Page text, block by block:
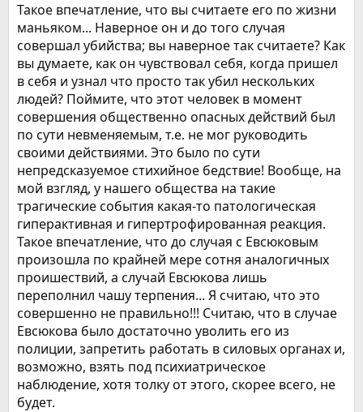
Такое впечатление, что вы считаете его по жизни
маньяком... Наверное он и до того случая
совершал убийства; вы наверное так считаете? Как
вы думаете, как он чувствовал себя, когда пришел
в себя и узнал что просто так убил нескольких
людей? Поймите, что этот человек в момент
совершения общественно опасных действий был
по сути невменяемым, т.е. не мог руководить
своими действиями. Это было по сути
непредсказуемое стихийное бедствие! Вообще, на
мой взгляд, у нашего общества на такие
трагические события какая-то патологическая
гиперактивная и гипертрофированная реакция.
Такое впечатление, что до случая с Евсюковым
произошла по крайней мере сотня аналогичных
проишествий, а случай Евсюкова лишь
переполнил чашу терпения... Я считаю, что это
совершенно не правильно!!! Считаю, что в случае
Евсюкова было достаточно уволить его из
полиции, запретить работать в силовых органах и,
возможно, взять под психиатрическое
наблюдение, хотя толку от этого, скорее всего, не
будет.